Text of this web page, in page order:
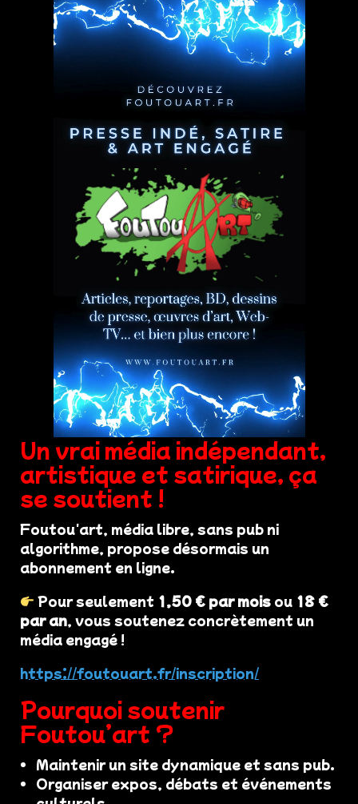
Un vrai média indépendant,
artistique et satirique, ça
se soutient !
Foutou'art, média libre, sans pub ni
algorithme, propose désormais un
abonnement en ligne.
Pour seulement 1,50 € par mois ou 18 €
par an, vous soutenez concrètement un
média engagé !
https://foutouart.fr/inscription/
Pourquoi soutenir
Foutou’art ?
Maintenir un site dynamique et sans pub.
Organiser expos, débats et événements